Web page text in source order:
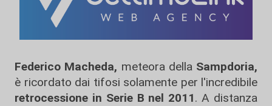
Federico Macheda, meteora della Sampdoria,
è ricordato dai tifosi solamente per l'incredibile
retrocessione in Serie B nel 2011. A distanza